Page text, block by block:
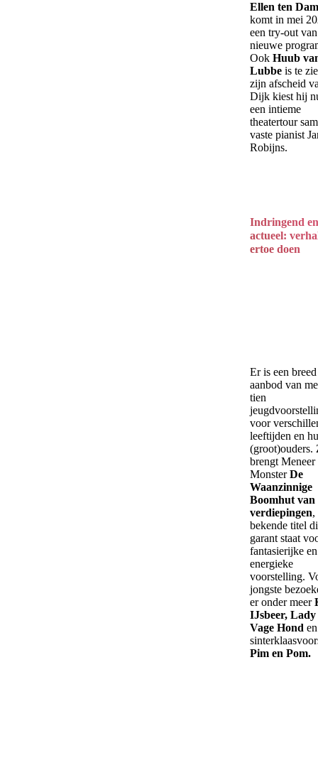
Ellen ten
komt in mei
een try-out
nieuwe
Ook Huub
Lubbe is te
zijn afscheid
Dijk kiest hij
een intieme
theatertour
vaste pianist
Robijns.
Indringend en
actueel:
ertoe doen
Er is een breed
aanbod van
tien
voor
leeftijden en
(groot)ouders.
brengt Meneer
MonsterDe
Waanzinnige
Boomhut van
verdiepingen,
bekende titel
garant staat
fantasierijke en
energieke
voorstelling.
jongste
er onder meer
IJsbeer, Lady
Vage Hond
Pim en Pom.